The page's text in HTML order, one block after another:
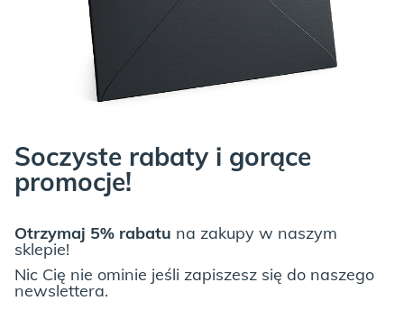
CZYM JEST FORNIR*?
Fornir to idealne rozwiązanie dla wielbicieli drewnianych mebli,
spełnienie niemal każdego marzenia w projektowaniu wnętrz.
Można z niego budować meble o różnych odcieniach drewna,
dekoracyjne wzory na frontach, a także skomplikowane kształty
mebli, na przykład zaokrąglone formy.
Soczyste rabaty i gorące
promocje!
Otrzymaj 5% rabatu na zakupy w naszym
sklepie!
Nic Cię nie ominie jeśli zapiszesz się do naszego
newslettera.